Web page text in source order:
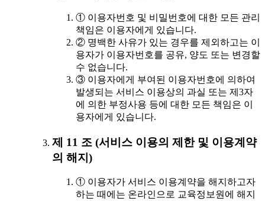
① 이용자번호 및 비밀번호에 대한 모든 관리
책임은 이용자에게 있습니다.
② 명백한 사유가 있는 경우를 제외하고는 이
용자가 이용자번호를 공유, 양도 또는 변경할
수 없습니다.
③ 이용자에게 부여된 이용자번호에 의하여
발생되는 서비스 이용상의 과실 또는 제3자
에 의한 부정사용 등에 대한 모든 책임은 이
용자에게 있습니다.
제 11 조 (서비스 이용의 제한 및 이용계약
의 해지)
① 이용자가 서비스 이용계약을 해지하고자
하는 때에는 온라인으로 교육정보원에 해지